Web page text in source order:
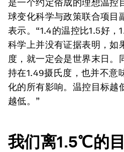
是一个约定俗成的理想温控
球变化科学与政策联合项目
表示。“1.4的温控比1.5好，
科学上并没有证据表明，如
度，就一定会是世界末日。
持在1.49摄氏度，也并不意
化的所有影响。温控目标越
越低。”
我们离1.5℃的